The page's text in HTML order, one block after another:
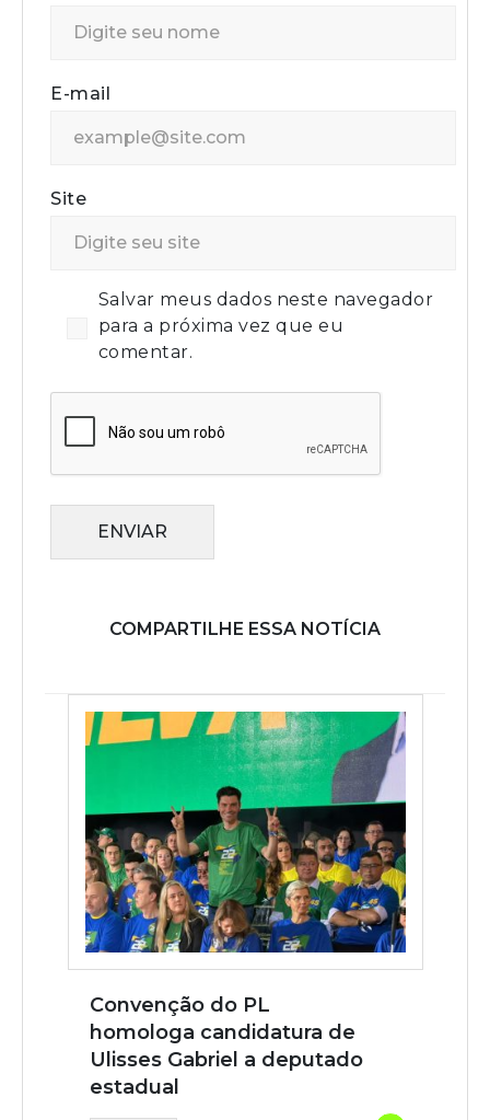
E-mail
Site
Salvar meus dados neste navegador
para a próxima vez que eu
comentar.
ENVIAR
COMPARTILHE ESSA NOTÍCIA
Convenção do PL
homologa candidatura de
Ulisses Gabriel a deputado
estadual